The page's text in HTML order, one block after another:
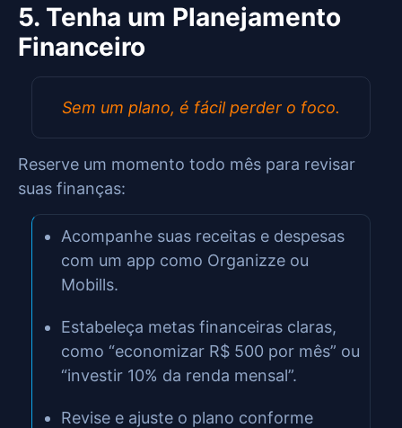
5. Tenha um Planejamento
Financeiro
Sem um plano, é fácil perder o foco.
Reserve um momento todo mês para revisar
suas finanças:
Acompanhe suas receitas e despesas
com um app como Organizze ou
Mobills.
Estabeleça metas financeiras claras,
como “economizar R$ 500 por mês” ou
“investir 10% da renda mensal”.
Revise e ajuste o plano conforme